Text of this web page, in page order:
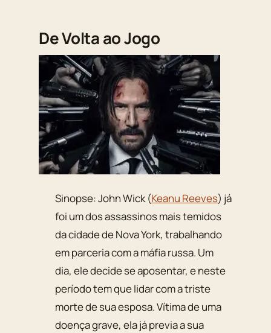
De Volta ao Jogo
Sinopse: John Wick (Keanu Reeves) já
foi um dos assassinos mais temidos
da cidade de Nova York, trabalhando
em parceria com a máfia russa. Um
dia, ele decide se aposentar, e neste
período tem que lidar com a triste
morte de sua esposa. Vítima de uma
doença grave, ela já previa a sua